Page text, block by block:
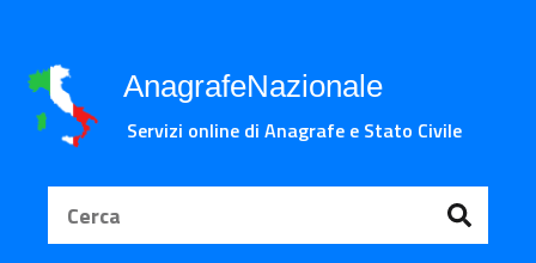
AnagrafeNazionale
Servizi online di Anagrafe e Stato Civile